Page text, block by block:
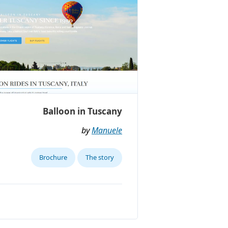
Balloon in Tuscany
byManuele
The story
Brochure